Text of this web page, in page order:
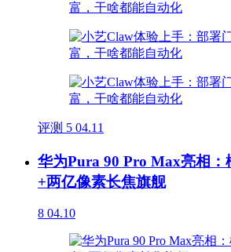
评测 5 04.11
华为Pura 90 Pro Max亮相：
+两亿像素长焦旗舰
8 04.10